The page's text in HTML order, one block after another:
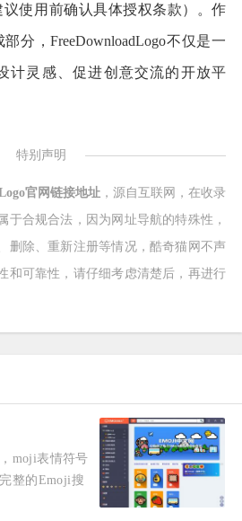
使用前确认具体授权条款）。作
分，FreeDownloadLogo不仅是一
计灵感、促进创意交流的开放平
特别声明
官网链接地址 ，源自互联网，在收录
于合规合法，因为网址导航的特殊性，
删除、重新注册等情况，酷奇猫网不声
和可靠性，请仔细考虑清楚后，再进行
moji表情符号
整的Emoji搜
号含义、使用